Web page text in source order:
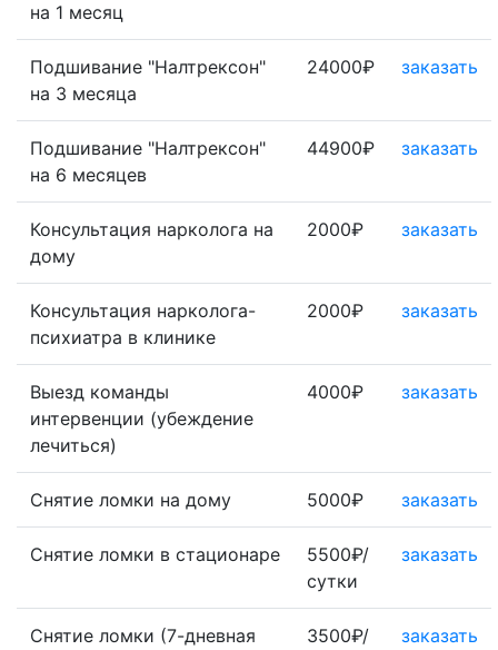
на 1 месяц
Подшивание "Налтрексон"
на 3 месяца
24000₽ заказать
Подшивание "Налтрексон"
на 6 месяцев
44900₽ заказать
Консультация нарколога на
дому
2000₽ заказать
Консультация нарколога-
психиатра в клинике
2000₽ заказать
Выезд команды
интервенции (убеждение
лечиться)
4000₽ заказать
Снятие ломки на дому 5000₽ заказать
Снятие ломки в стационаре
5500₽/
сутки
заказать
Снятие ломки (7-дневная
3500₽/
заказать